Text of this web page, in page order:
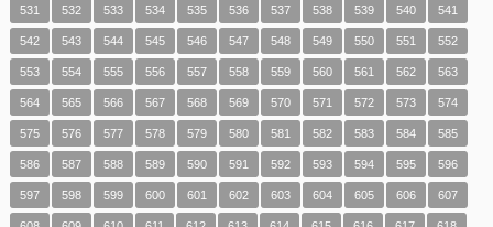
531 532 533 534 535 536 537 538 539 540 541
542 543 544 545 546 547 548 549 550 551 552
553 554 555 556 557 558 559 560 561 562 563
564 565 566 567 568 569 570 571 572 573 574
575 576 577 578 579 580 581 582 583 584 585
586 587 588 589 590 591 592 593 594 595 596
597 598 599 600 601 602 603 604 605 606 607